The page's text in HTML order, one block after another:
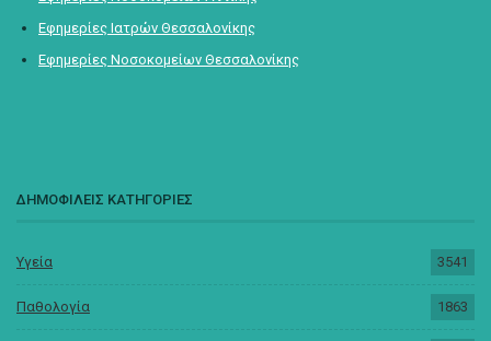
Εφημερίες Ιατρών Θεσσαλονίκης
Εφημερίες Νοσοκομείων Θεσσαλονίκης
ΔΗΜΟΦΙΛΕΙΣ ΚΑΤΗΓΟΡΙΕΣ
Υγεία 3541
Παθολογία 1863